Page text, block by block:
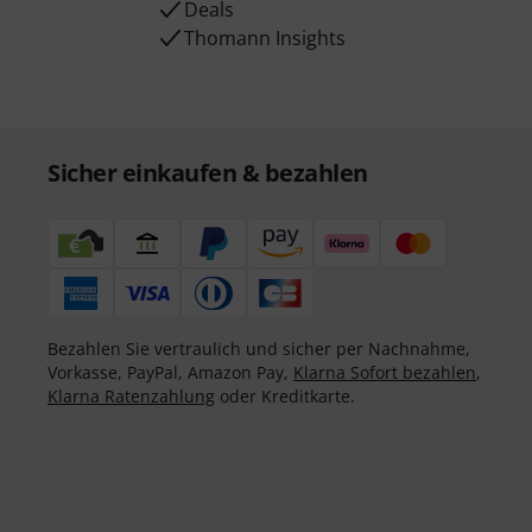
Deals
Thomann Insights
Sicher einkaufen & bezahlen
Bezahlen Sie vertraulich und sicher per Nachnahme,
Vorkasse, PayPal, Amazon Pay, Klarna Sofort bezahlen,
Klarna Ratenzahlung oder Kreditkarte.